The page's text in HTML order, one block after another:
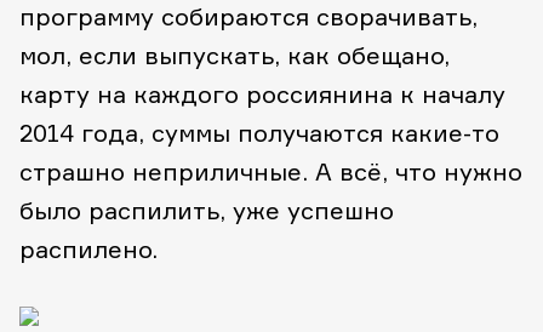
программу собираются сворачивать,
мол, если выпускать, как обещано,
карту на каждого россиянина к началу
2014 года, суммы получаются какие-то
страшно неприличные. А всё, что нужно
было распилить, уже успешно
распилено.